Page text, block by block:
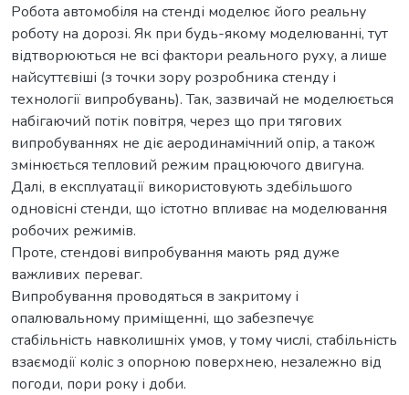
Робота автомобіля на стенді моделює його реальну
роботу на дорозі. Як при будь-якому моделюванні, тут
відтворюються не всі фактори реального руху, а лише
найсуттєвіші (з точки зору розробника стенду і
технології випробувань). Так, зазвичай не моделюється
набігаючий потік повітря, через що при тягових
випробуваннях не діє аеродинамічний опір, а також
змінюється тепловий режим працюючого двигуна.
Далі, в експлуатації використовують здебільшого
одновісні стенди, що істотно впливає на моделювання
робочих режимів.
Проте, стендові випробування мають ряд дуже
важливих переваг.
Випробування проводяться в закритому і
опалювальному приміщенні, що забезпечує
стабільність навколишніх умов, у тому числі, стабільність
взаємодії коліс з опорною поверхнею, незалежно від
погоди, пори року і доби.